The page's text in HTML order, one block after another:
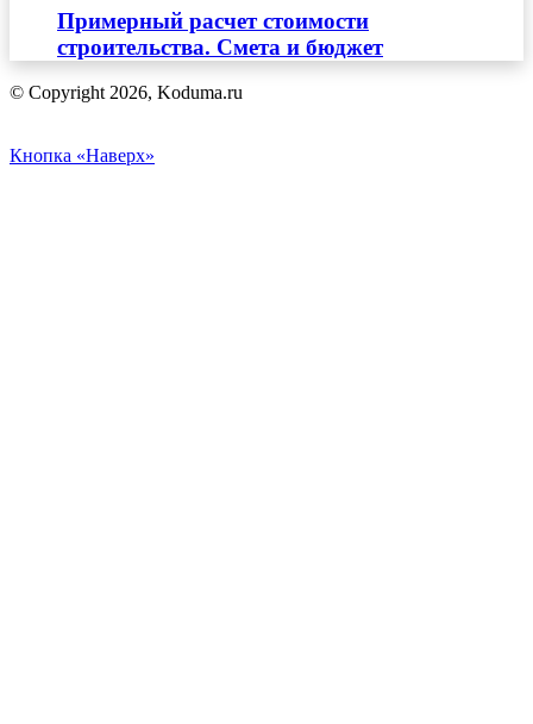
Примерный расчет стоимости
строительства. Смета и бюджет
© Copyright 2026, Koduma.ru
Кнопка «Наверх»